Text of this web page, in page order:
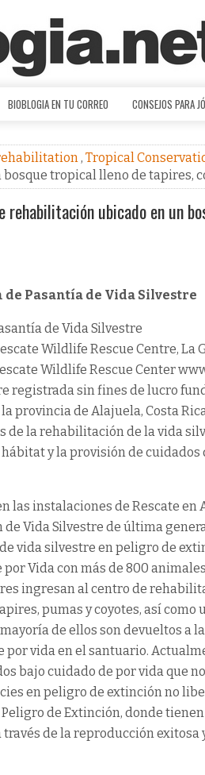
BIOBLOGIA EN TU CORREO CONSEJOS PARA
, Tropical
tropical lleno de tapires,
rehabilitación ubicado en un
Pasantía de Vida Silvestre
de Vida Silvestre
Wildlife Rescue Centre, La
Wildlife Rescue Center
sin fines de lucro
provincia de Alajuela, Costa
de la rehabilitación de la vida
y la provisión de cuidados
las instalaciones de Rescate en
de Vida Silvestre de última
vida silvestre en peligro de
Vida con más de 800
ingresan al centro de
pumas y coyotes, así como
de ellos son devueltos a
vida en el santuario.
bajo cuidado de por vida que
en peligro de extinción no
de Extinción, donde
de la reproducción exitosa